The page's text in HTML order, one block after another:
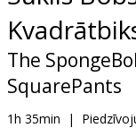
B2B
Kino
Klubs
The
SquarePants
1h 35min |